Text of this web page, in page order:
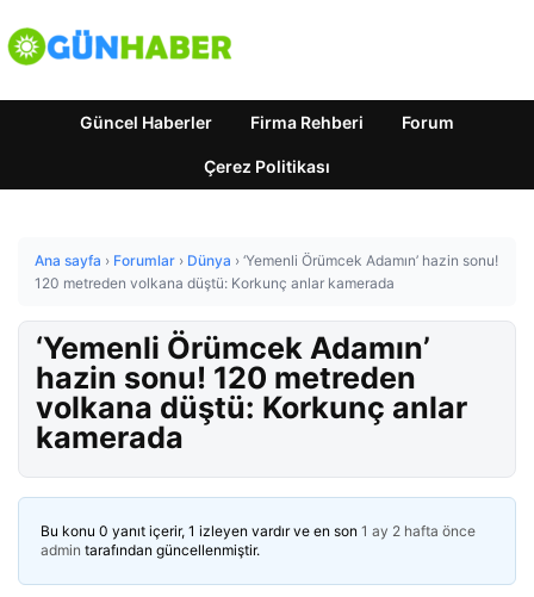
Güncel Haberler Firma Rehberi Forum
Çerez Politikası
Ana sayfa › Forumlar › Dünya › ‘Yemenli Örümcek Adamın’ hazin sonu!
120 metreden volkana düştü: Korkunç anlar kamerada
‘Yemenli Örümcek Adamın’
hazin sonu! 120 metreden
volkana düştü: Korkunç anlar
kamerada
Bu konu 0 yanıt içerir, 1 izleyen vardır ve en son 1 ay 2 hafta önce
admin tarafından güncellenmiştir.